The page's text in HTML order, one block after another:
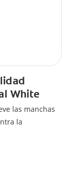
White
las manchas
la